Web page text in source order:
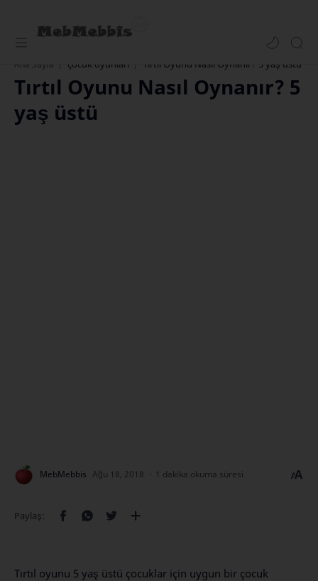
Ana Sayfa çocuk oyunları Tırtıl Oyunu Nasıl Oynanır? 5 yaş üstü
Tırtıl Oyunu Nasıl Oynanır? 5
yaş üstü
1 dakika okuma süresi
Tırtıl oyunu 5 yaş üstü çocuklar için uygun bir çocuk